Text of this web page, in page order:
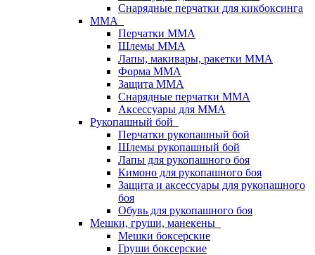
Снарядные перчатки для кикбоксинга
ММА
Перчатки ММА
Шлемы ММА
Лапы, макивары, ракетки ММА
Форма ММА
Защита ММА
Снарядные перчатки ММА
Аксессуары для ММА
Рукопашный бой
Перчатки рукопашный бой
Шлемы рукопашный бой
Лапы для рукопашного боя
Кимоно для рукопашного боя
Защита и аксессуары для рукопашного
боя
Обувь для рукопашного боя
Мешки, груши, манекены
Мешки боксерские
Груши боксерские